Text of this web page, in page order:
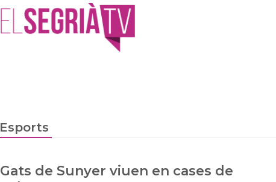
Esports
Gats de Sunyer viuen en cases de